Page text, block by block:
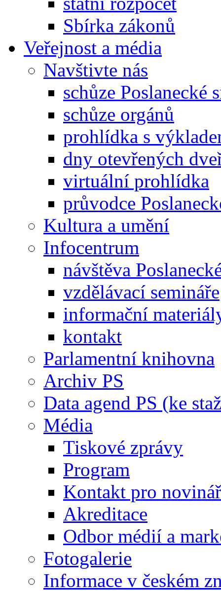
Sbírka zákonů
Veřejnost a média
Navštivte nás
schůze Poslanecké
schůze orgánů
prohlídka s
dny otevřených
virtuální prohlídka
průvodce
Kultura a umění
Infocentrum
návštěva
vzdělávací semináře
informační
kontakt
Parlamentní knihovna
Archiv PS
Data agend PS (ke
Média
Tiskové zprávy
Program
Kontakt pro
Akreditace
Odbor médií a
Fotogalerie
Informace v českém